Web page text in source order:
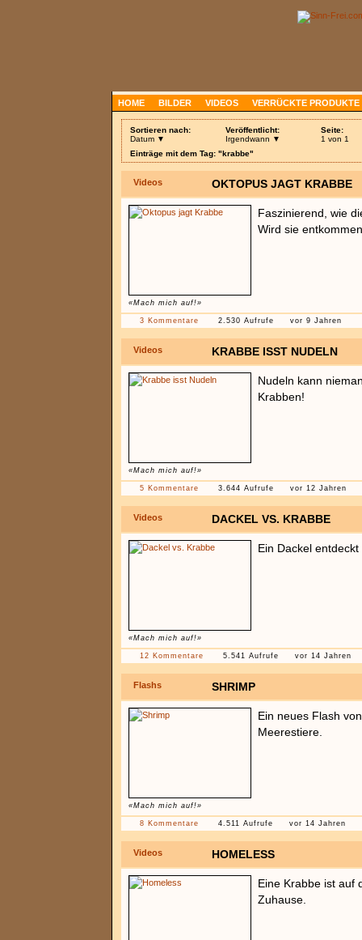
HOME BILDER VIDEOS VERRÜCKTE PRODUKTE
Sortieren nach:
Datum ▼
Veröffentlicht:
Irgendwann ▼
Seite:
1 von 1
Einträge mit dem Tag: "krabbe"
Videos OKTOPUS JAGT KRABBE
«Mach mich auf!»
Faszinierend, wie
Wird sie
3 Kommentare 2.530 Aufrufe vor 9 Jahren
Videos KRABBE ISST NUDELN
«Mach mich auf!»
Nudeln kann
Krabben!
5 Kommentare 3.644 Aufrufe vor 12 Jahren
Videos DACKEL VS. KRABBE
«Mach mich auf!»
Ein Dackel
12 Kommentare 5.541 Aufrufe vor 14 Jahren
Flashs SHRIMP
«Mach mich auf!»
Ein neues Flash
Meerestiere.
8 Kommentare 4.511 Aufrufe vor 14 Jahren
Videos HOMELESS
Eine Krabbe ist auf
Zuhause.